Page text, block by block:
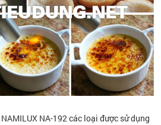
NA-192 các loại được sử dụng